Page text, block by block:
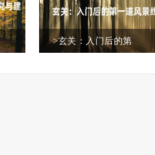
>玄关：入门后的第